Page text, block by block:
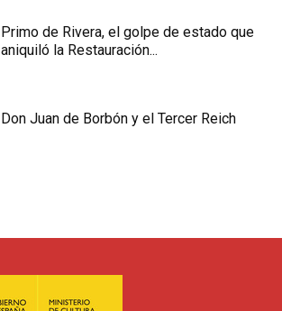
Primo de Rivera, el golpe de estado que
aniquiló la Restauración...
Don Juan de Borbón y el Tercer Reich